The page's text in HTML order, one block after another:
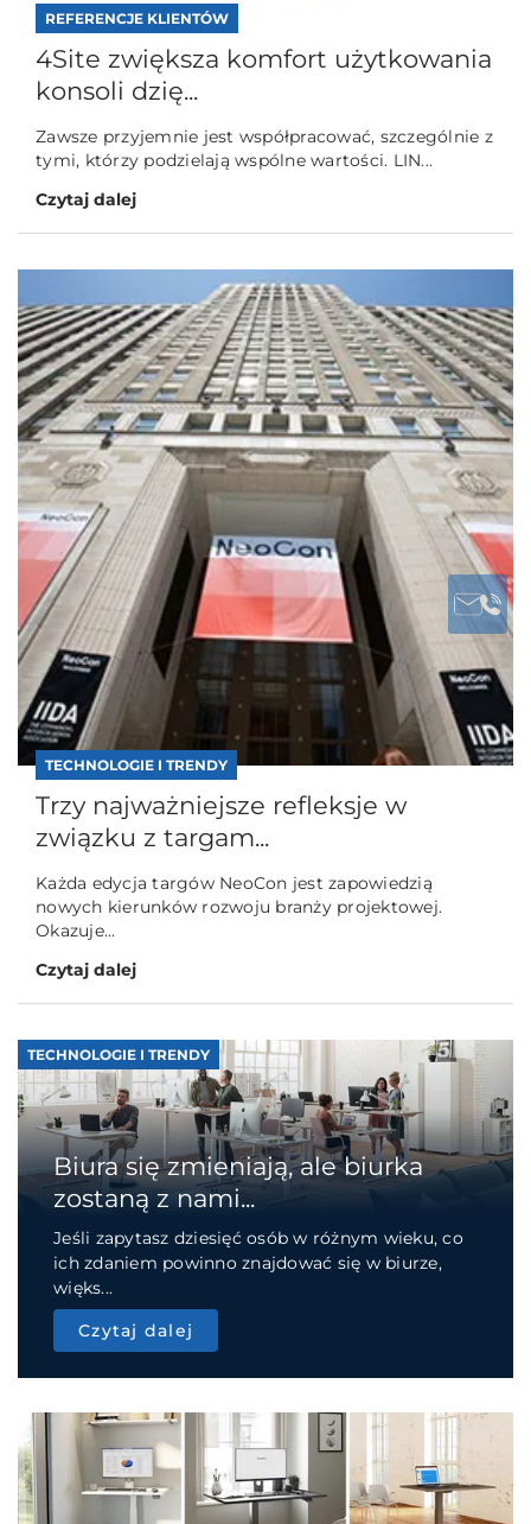
REFERENCJE KLIENTÓW
4Site zwiększa komfort użytkowania
konsoli dzię...
Zawsze przyjemnie jest współpracować, szczególnie z
tymi, którzy podzielają wspólne wartości. LIN...
Czytaj dalej
TECHNOLOGIE I TRENDY
Trzy najważniejsze refleksje w
związku z targam...
Każda edycja targów NeoCon jest zapowiedzią
nowych kierunków rozwoju branży projektowej.
Okazuje...
Czytaj dalej
TECHNOLOGIE I TRENDY
Biura się zmieniają, ale biurka
zostaną z nami...
Jeśli zapytasz dziesięć osób w różnym wieku, co
ich zdaniem powinno znajdować się w biurze,
więks...
Czytaj dalej